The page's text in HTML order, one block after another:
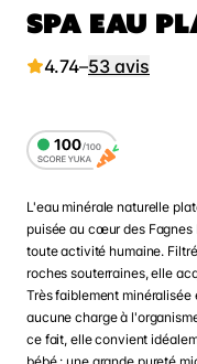
SPA EAU
4.74–53 avis
L'eau minérale naturelle
puisée au cœur des Fagnes
toute activité humaine.
roches souterraines, elle
Très faiblement
aucune charge à
ce fait, elle convient